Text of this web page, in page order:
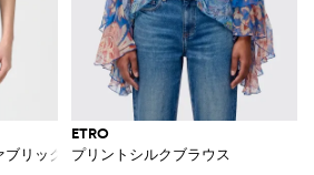
リック クロップドトップ
ETRO
プリントシルクブラウス